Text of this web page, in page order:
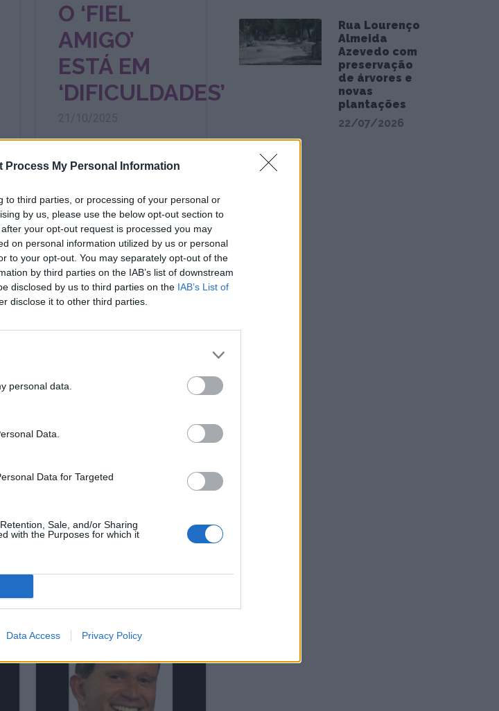
Process My Personal Information
to third parties, or processing of your personal or
by us, please use the below opt-out section to
your opt-out request is processed you may
on personal information utilized by us or personal
to your opt-out. You may separately opt-out of the
by third parties on the IAB’s list of downstream
disclosed by us to third parties on the IAB’s List of
disclose it to other third parties.
personal data.
Data.
Data for Targeted
Sale, and/or Sharing
with the Purposes for which it
Data Access Privacy Policy
O ‘FIEL
AMIGO’
ESTÁ EM
‘DIFICULDADES’
HURRA!
RISCAR OS
MANUAIS?
Rua Lourenço
Almeida
Azevedo com
preservação
de árvores e
novas
plantações
22/07/2026